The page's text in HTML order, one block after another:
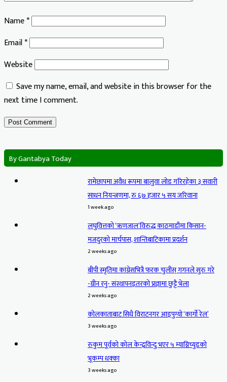
Name*
Email*
Website
Save my name, email, and website in this browser for the
next time I comment.
By Gantabya Today
रामेछापमा अवैध रूपमा बालुवा लोड गरिरहेका ३ सवारी
साधन नियन्त्रणमा, रु ६७ हजार ५ सय जरिवाना
1 week ago
लघुवित्तको ‘ऋणजाल’विरुद्ध काठमाडौंमा किसान-
मजदुरको मार्चपास, शान्तिबाटिकामा प्रदर्शन
2 weeks ago
बीपी स्मृतिमा कांग्रेसभित्रै फरक चुलीस् गगनले सुरु गरे
-ग्रीन रनु- संस्थापनइतरको प्रज्ञामा छुट्टै भेला
2 weeks ago
कोलकाताबाट सिधै विराटनगर आइपुग्यो ‘कार्गो रेल’
3 weeks ago
रुकुम पूर्वको कोल केन्द्रविन्दु भएर ५ म्याग्निच्युडको
भूकम्प धक्का
3 weeks ago